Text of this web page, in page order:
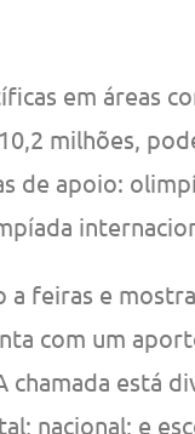
em áreas
milhões,
de apoio:
a feiras e
com um
chamada está
nacional; e